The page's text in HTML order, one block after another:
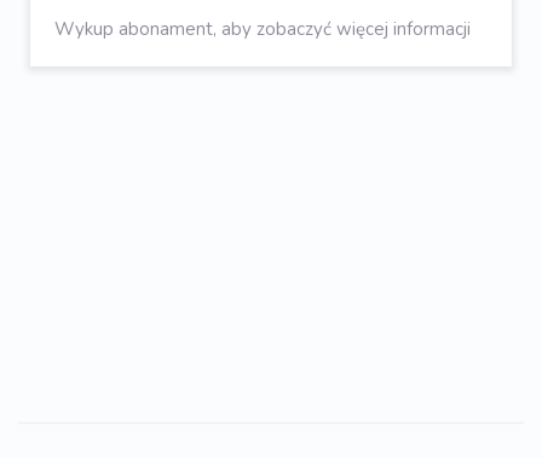
Wykup abonament, aby zobaczyć więcej informacji